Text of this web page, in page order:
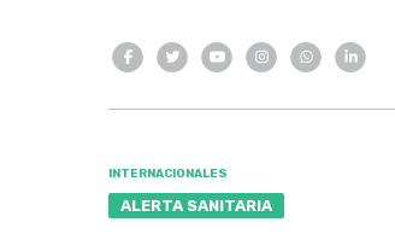
INTERNACIONALES
ALERTA SANITARIA